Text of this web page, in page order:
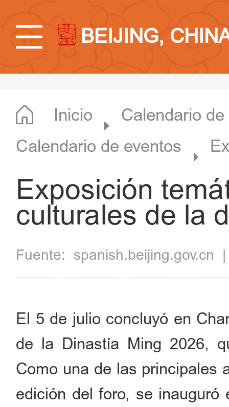
BEIJING,
Inicio
Calendario
Calendario de eventos
Exposición
culturales de la
Fuente: spanish.beijing.gov.cn
El 5 de julio concluyó en
de la Dinastía Ming 2026,
Como una de las principales
edición del foro, se inauguró